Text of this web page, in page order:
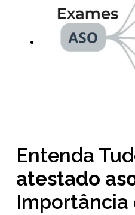
Entenda
atestado
Importância